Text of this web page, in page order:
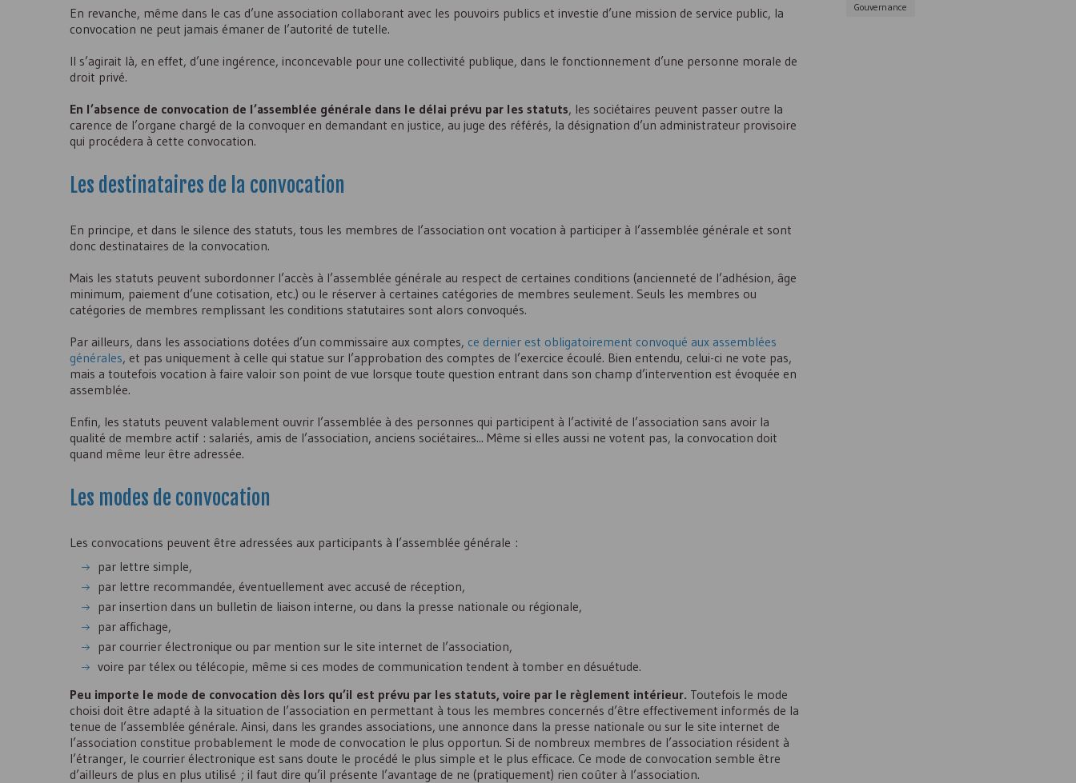
En revanche, même dans le cas d’une association collaborant avec les pouvoirs publics et investie d’une mission de service public, la
convocation ne peut jamais émaner de l’autorité de tutelle.
Il s’agirait là, en effet, d’une ingérence, inconcevable pour une collectivité publique, dans le fonctionnement d’une personne morale de
droit privé.
En l’absence de convocation de l’assemblée générale dans le délai prévu par les statuts, les sociétaires peuvent passer outre la
carence de l’organe chargé de la convoquer en demandant en justice, au juge des référés, la désignation d’un administrateur provisoire
qui procédera à cette convocation.
Les destinataires de la convocation
En principe, et dans le silence des statuts, tous les membres de l’association ont vocation à participer à l’assemblée générale et sont
donc destinataires de la convocation.
Mais les statuts peuvent subordonner l’accès à l’assemblée générale au respect de certaines conditions (ancienneté de l’adhésion, âge
minimum, paiement d’une cotisation, etc.) ou le réserver à certaines catégories de membres seulement. Seuls les membres ou
catégories de membres remplissant les conditions statutaires sont alors convoqués.
Par ailleurs, dans les associations dotées d’un commissaire aux comptes, ce dernier est obligatoirement convoqué aux assemblées
générales, et pas uniquement à celle qui statue sur l’approbation des comptes de l’exercice écoulé. Bien entendu, celui-ci ne vote pas,
mais a toutefois vocation à faire valoir son point de vue lorsque toute question entrant dans son champ d’intervention est évoquée en
assemblée.
Enfin, les statuts peuvent valablement ouvrir l’assemblée à des personnes qui participent à l’activité de l’association sans avoir la
qualité de membre actif : salariés, amis de l’association, anciens sociétaires... Même si elles aussi ne votent pas, la convocation doit
quand même leur être adressée.
Les modes de convocation
Les convocations peuvent être adressées aux participants à l’assemblée générale :
par lettre simple,
par lettre recommandée, éventuellement avec accusé de réception,
par insertion dans un bulletin de liaison interne, ou dans la presse nationale ou régionale,
par affichage,
par courrier électronique ou par mention sur le site internet de l’association,
voire par télex ou télécopie, même si ces modes de communication tendent à tomber en désuétude.
Peu importe le mode de convocation dès lors qu’il est prévu par les statuts, voire par le règlement intérieur. Toutefois le mode
choisi doit être adapté à la situation de l’association en permettant à tous les membres concernés d’être effectivement informés de la
tenue de l’assemblée générale. Ainsi, dans les grandes associations, une annonce dans la presse nationale ou sur le site internet de
l’association constitue probablement le mode de convocation le plus opportun. Si de nombreux membres de l’association résident à
l’étranger, le courrier électronique est sans doute le procédé le plus simple et le plus efficace. Ce mode de convocation semble être
d’ailleurs de plus en plus utilisé ; il faut dire qu’il présente l’avantage de ne (pratiquement) rien coûter à l’association.
Gouvernance